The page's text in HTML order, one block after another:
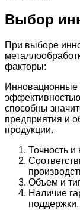
Выбор
При выборе
факторы:
Инновационные
способны
предприятия и
продукции.
Точность и
Объем и
Наличие
поддержки.